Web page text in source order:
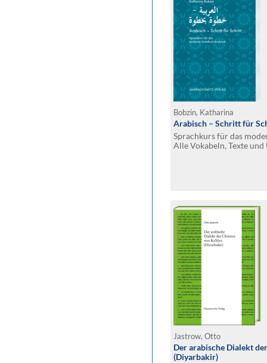
Bobzin, Katharina
Arabisch – Schritt für
Sprachkurs für das
Alle Vokabeln, Texte und
Jastrow, Otto
Der arabische Dialekt
(Diyarbakir)